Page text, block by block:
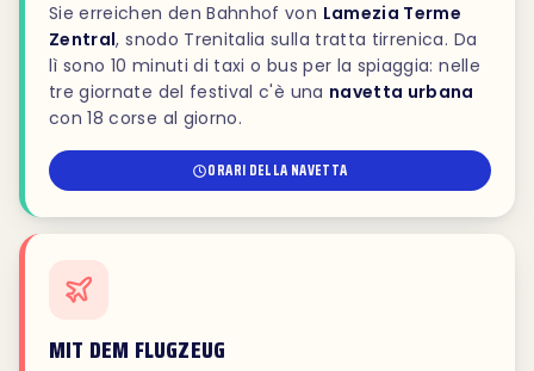
Sie erreichen den Bahnhof von Lamezia Terme
Zentral, snodo Trenitalia sulla tratta tirrenica. Da
lì sono 10 minuti di taxi o bus per la spiaggia: nelle
tre giornate del festival c'è una navetta urbana
con 18 corse al giorno.
ORARI DELLA NAVETTA
MIT DEM FLUGZEUG